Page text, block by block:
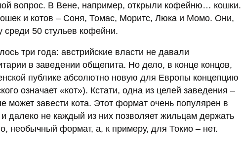
вопрос. В Вене, например, открыли кофейню… кошки.
и котов – Соня, Томас, Моритс, Люка и Момо. Они,
среди 50 стульев кофейни.
три года: австрийские власти не давали
в заведении общепита. Но дело, в конце концов,
публике абсолютно новую для Европы концепцию
означает «кот»). Кстати, одна из целей заведения –
может завести кота. Этот формат очень популярен в
далеко не каждый из них позволяет жильцам держать
необычный формат, а, к примеру, для Токио – нет.